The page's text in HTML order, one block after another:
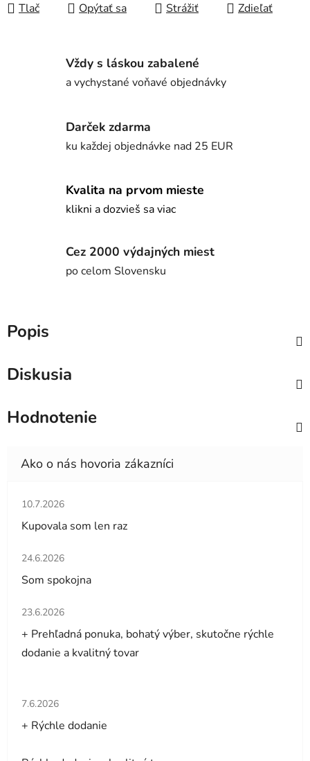
Tlač Opýtať sa Strážiť Zdieľať
Vždy s láskou zabalené
a vychystané voňavé objednávky
Darček zdarma
ku každej objednávke nad 25 EUR
Kvalita na prvom mieste
klikni a dozvieš sa viac
Cez 2000 výdajných miest
po celom Slovensku
Popis
Diskusia
Hodnotenie
Hodnotenie obchodu je 5 z 5 hviezdičiek.
10.7.2026
Kupovala som len raz
Hodnotenie obchodu je 5 z 5 hviezdičiek.
24.6.2026
Som spokojna
Hodnotenie obchodu je 5 z 5 hviezdičiek.
23.6.2026
+ Prehľadná ponuka, bohatý výber, skutočne rýchle
dodanie a kvalitný tovar
Hodnotenie obchodu je 5 z 5 hviezdičiek.
7.6.2026
+ Rýchle dodanie